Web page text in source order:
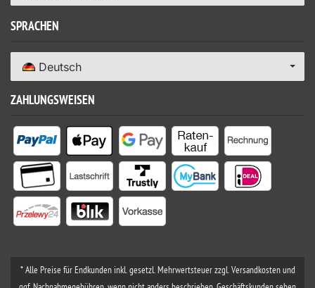
SPRACHEN
Deutsch
ZAHLUNGSWEISEN
* Alle Preise für Endkunden inkl. gesetzl. Mehrwertsteuer zzgl. Versandkosten und